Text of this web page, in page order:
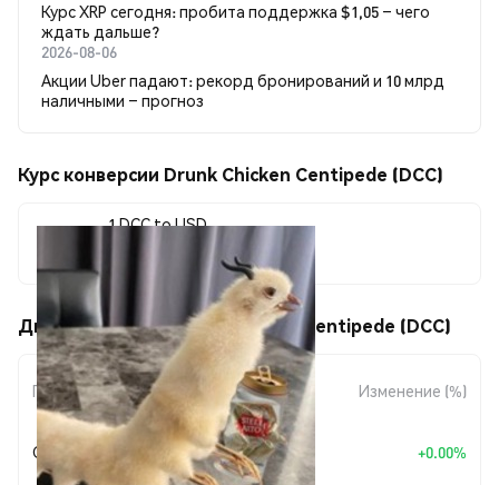
Курс XRP сегодня: пробита поддержка $1,05 – чего
ждать дальше?
2026-08-06
Акции Uber падают: рекорд бронирований и 10 млрд
наличными – прогноз
Курс конверсии Drunk Chicken Centipede (DCC)
1 DCC to USD
Движения цены Drunk Chicken Centipede (DCC)
Период
Изменение
суммы
Изменение (%)
Сегодня +$0.00 +0.00%